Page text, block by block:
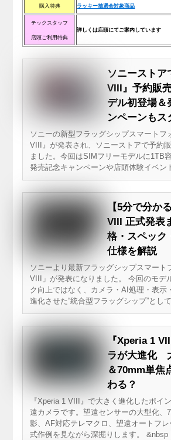
購入特典 ラッキー抽選会対象商品
テックスタッフ
店頭ご利用特典
詳しくは店頭にてご案内しています
ソニースト
VIII』予約販
デル初登場＆
ンペーンもス
ソニーの新型フラッグシップスマートフ
VIII』が発表され、ソニーストアで予約
ました。今回はSIMフリーモデルに1TB
発売記念キャンペーンや店頭体験イベ
【5分で分か
VIII 正式発表
格・スペック
仕様を解説
ソニーより最新フラッグシップスマート
VIII」が発表になりました。 今回のモデ
ク向上ではなく、カメラ・AI処理・表示
進化させた“統合型フラッグシップ”とし
『Xperia 1
ラが大進化
＆70mm単焦
わる？
『Xperia 1 VIII』で大きく進化したポイ
遠カメラです。望遠センサーの大型化、
影、AF対応テレマクロ、望遠オートフ
式作例を見ながら深掘りします。